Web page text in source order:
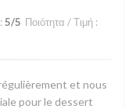
: 5/5 Ποιότητα / Τιμή :
et nous
pour le dessert